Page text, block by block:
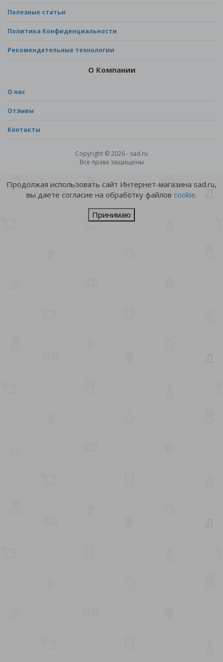
Полезные статьи
Политика Конфиденциальности
Рекомендательные технологии
О Компании
О нас
Отзывы
Контакты
Copyright © 2026 - sad.ru
Все права защищены
Продолжая использовать сайт Интернет-магазина sad.ru,
вы даете согласие на обработку файлов cookie.
Принимаю